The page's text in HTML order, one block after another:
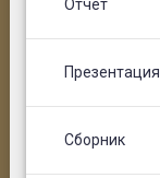
Отчёт
Презентация
Сборник